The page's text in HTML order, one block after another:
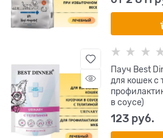
Пауч Best
для кошек с
в соусе)
123 руб.